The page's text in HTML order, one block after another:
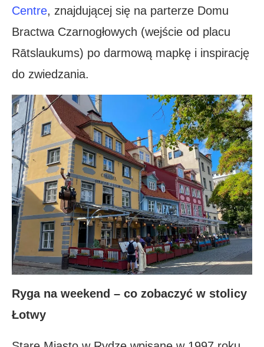
Centre, znajdującej się na parterze Domu
Bractwa Czarnogłowych (wejście od placu
Rātslaukums) po darmową mapkę i inspirację
do zwiedzania.
Ryga na weekend – co zobaczyć w stolicy
Łotwy